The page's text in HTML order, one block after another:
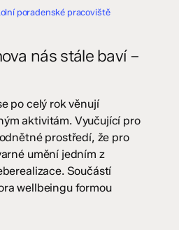
poradenské pracoviště
nás stále baví –
po celý rok věnují
aktivitám. Vyučující pro
prostředí, že pro
umění jedním z
Součástí
wellbeingu formou